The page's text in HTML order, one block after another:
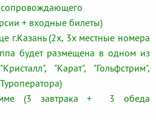
сопровождающего
+ входные билеты)
г.Казань (2х, 3х местные номера
будет размещена в одном из
"Карат", "Гольфстрим",
(3 завтрака + 3 обеда